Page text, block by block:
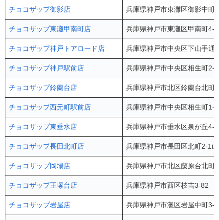
チョコザップ御影店 兵庫県神戸市東灘区御影中
チョコザップ東灘甲南町店 兵庫県神戸市東灘区甲南町
チョコザップ神戸トアロード店 兵庫県神戸市中央区下山手
チョコザップ神戸駅前店 兵庫県神戸市中央区相生町
チョコザップ鈴蘭台店 兵庫県神戸市北区鈴蘭台北
チョコザップ西元町駅前店 兵庫県神戸市中央区相生町
チョコザップ東垂水店 兵庫県神戸市垂水区泉が丘
チョコザップ長田北町店 兵庫県神戸市長田区北町2-1
チョコザップ岡場店 兵庫県神戸市北区藤原台北
チョコザップ王塚台店 兵庫県神戸市西区枝吉3-82
チョコザップ岩屋店 兵庫県神戸市灘区岩屋中町